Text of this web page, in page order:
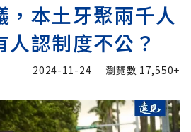
，本土牙聚兩千人
認制度不公？
2024-11-24 瀏覽數 17,550+